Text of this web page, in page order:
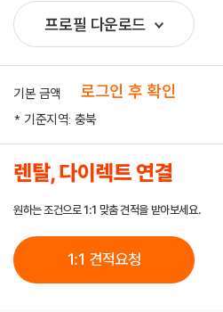
프로필 다운로드
기본 금액 로그인 후 확인
* 기준지역: 충북
렌탈, 다이렉트 연결
원하는 조건으로 1:1 맞춤 견적을 받아보세요.
1:1 견적요청